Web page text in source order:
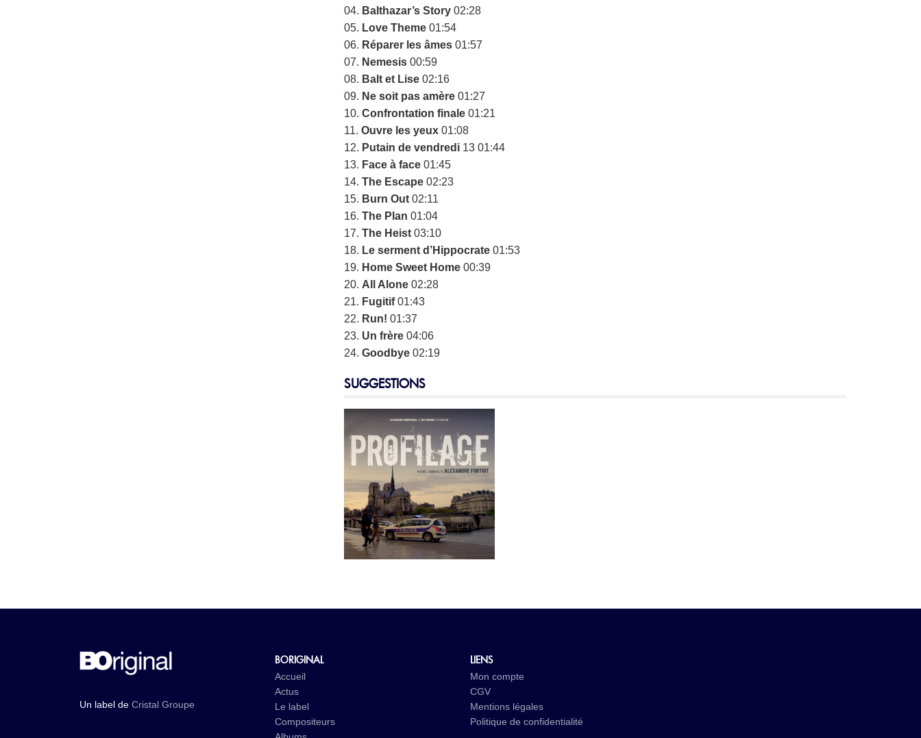
04. Balthazar’s Story 02:28
05. Love Theme 01:54
06. Réparer les âmes 01:57
07. Nemesis 00:59
08. Balt et Lise 02:16
09. Ne soit pas amère 01:27
10.Confrontation finale 01:21
11.Ouvre les yeux 01:08
12. Putain de vendredi 13 01:44
13. Face à face 01:45
14.The Escape 02:23
15. Burn Out 02:11
16.The Plan 01:04
17.The Heist 03:10
18. Le serment d’Hippocrate 01:53
19. Home Sweet Home 00:39
20. All Alone 02:28
21. Fugitif01:43
22. Run! 01:37
23. Un frère 04:06
24.Goodbye 02:19
SUGGESTIONS
Un label de Cristal Groupe
BORIGINAL
Accueil
Actus
Le label
Compositeurs
LIENS
Mon compte
CGV
Mentions légales
Politique de confidentialité